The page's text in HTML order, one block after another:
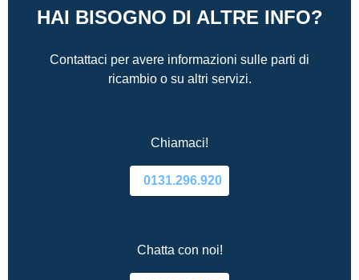
HAI BISOGNO DI ALTRE INFO?
Contattaci per avere informazioni sulle parti di
ricambio o su altri servizi.
Chiamaci!
0131.296.920
Chatta con noi!